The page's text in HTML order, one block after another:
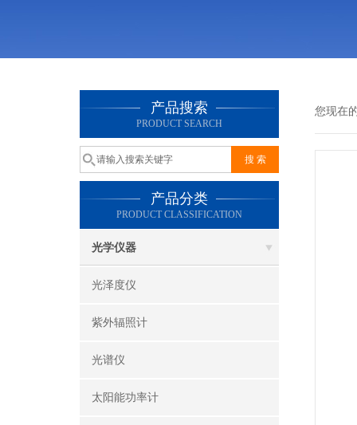
产品搜索
PRODUCT SEARCH
产品分类
PRODUCT CLASSIFICATION
光学仪器
光泽度仪
紫外辐照计
光谱仪
太阳能功率计
您现在